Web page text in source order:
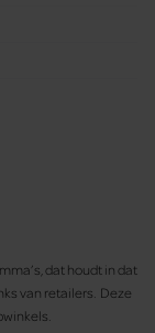
dat houdt in dat
van retailers. Deze